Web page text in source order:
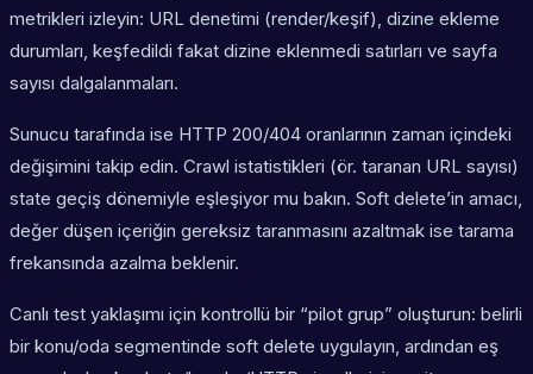
metrikleri izleyin: URL denetimi (render/keşif), dizine ekleme
durumları, keşfedildi fakat dizine eklenmedi satırları ve sayfa
sayısı dalgalanmaları.
Sunucu tarafında ise HTTP 200/404 oranlarının zaman içindeki
değişimini takip edin. Crawl istatistikleri (ör. taranan URL sayısı)
state geçiş dönemiyle eşleşiyor mu bakın. Soft delete’in amacı,
değer düşen içeriğin gereksiz taranmasını azaltmak ise tarama
frekansında azalma beklenir.
Canlı test yaklaşımı için kontrollü bir “pilot grup” oluşturun: belirli
bir konu/oda segmentinde soft delete uygulayın, ardından eş